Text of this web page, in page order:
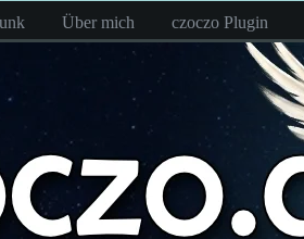
Über mich czoczo Plugin